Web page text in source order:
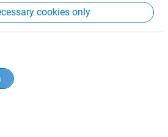
cookies only
temat najnowszych trendów i
Twojego biznesu.